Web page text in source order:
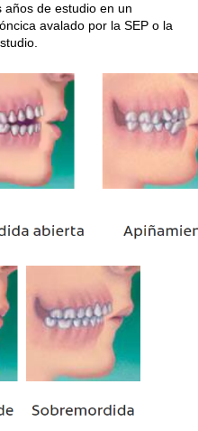
de estudio en un
avalado por la SEP o la